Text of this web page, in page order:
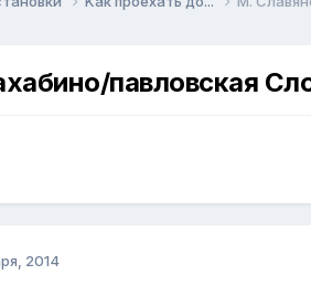
павловская
2014